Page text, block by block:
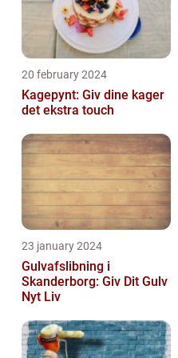
20 february 2024
Kagepynt: Giv dine kager
det ekstra touch
23 january 2024
Gulvafslibning i
Skanderborg: Giv Dit Gulv
Nyt Liv